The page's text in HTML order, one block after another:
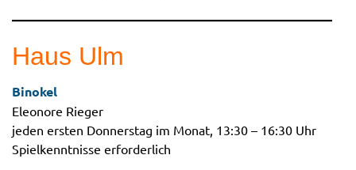
Haus Ulm
Binokel
Eleonore Rieger
jeden ersten Donnerstag im Monat, 13:30 – 16:30 Uhr
Spielkenntnisse erforderlich